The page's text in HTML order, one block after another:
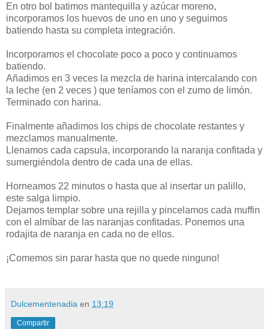
En otro bol batimos mantequilla y azúcar moreno,
incorporamos los huevos de uno en uno y seguimos
batiendo hasta su completa integración.
Incorporamos el chocolate poco a poco y continuamos
batiendo.
Añadimos en 3 veces la mezcla de harina intercalando con
la leche (en 2 veces ) que teníamos con el zumo de limón.
Terminado con harina.
Finalmente añadimos los chips de chocolate restantes y
mezclamos manualmente.
Llenamos cada capsula, incorporando la naranja confitada y
sumergiéndola dentro de cada una de ellas.
Horneamos 22 minutos o hasta que al insertar un palillo,
este salga limpio.
Dejamos templar sobre una rejilla y pincelamos cada muffin
con el almíbar de las naranjas confitadas. Ponemos una
rodajita de naranja en cada no de ellos.
¡Comemos sin parar hasta que no quede ninguno!
Dulcementenadia en 13:19
Compartir